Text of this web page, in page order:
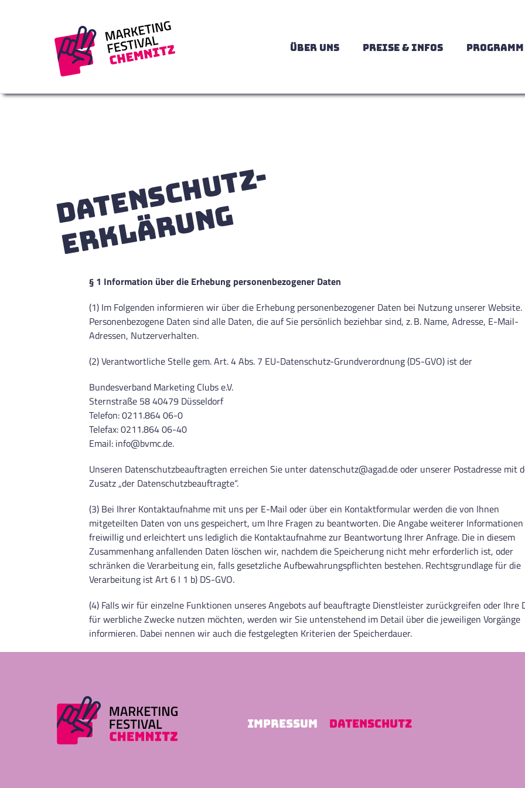
ÜBER UNS PREISE & INFOS PROGRAMM
DATENSCHUTZ-
ERKLÄRUNG
§ 1 Information über die Erhebung personenbezogener Daten
(1) Im Folgenden informieren wir über die Erhebung personenbezogener Daten bei Nutzung unserer Website.
Personenbezogene Daten sind alle Daten, die auf Sie persönlich beziehbar sind, z. B. Name, Adresse, E-Mail-
Adressen, Nutzerverhalten.
(2) Verantwortliche Stelle gem. Art. 4 Abs. 7 EU-Datenschutz-Grundverordnung (DS-GVO) ist der
Bundesverband Marketing Clubs e.V.
Sternstraße 58 40479 Düsseldorf
Telefon: 0211.864 06-0
Telefax: 0211.864 06-40
Email: info@bvmc.de.
Unseren Datenschutzbeauftragten erreichen Sie unter datenschutz@agad.de oder unserer Postadresse mit
Zusatz „der Datenschutzbeauftragte“.
(3) Bei Ihrer Kontaktaufnahme mit uns per E-Mail oder über ein Kontaktformular werden die von Ihnen
mitgeteilten Daten von uns gespeichert, um Ihre Fragen zu beantworten. Die Angabe weiterer
freiwillig und erleichtert uns lediglich die Kontaktaufnahme zur Beantwortung Ihrer Anfrage. Die in diesem
Zusammenhang anfallenden Daten löschen wir, nachdem die Speicherung nicht mehr erforderlich ist, oder
schränken die Verarbeitung ein, falls gesetzliche Aufbewahrungspflichten bestehen. Rechtsgrundlage für die
Verarbeitung ist Art 6 I 1 b) DS-GVO.
(4) Falls wir für einzelne Funktionen unseres Angebots auf beauftragte Dienstleister zurückgreifen oder Ihre
für werbliche Zwecke nutzen möchten, werden wir Sie untenstehend im Detail über die jeweiligen Vorgänge
informieren. Dabei nennen wir auch die festgelegten Kriterien der Speicherdauer.
IMPRESSUM DATENSCHUTZ